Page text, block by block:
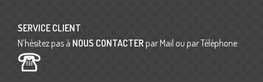
SERVICE CLIENT
N’hésitez pas à NOUS CONTACTER par Mail ou par Téléphone